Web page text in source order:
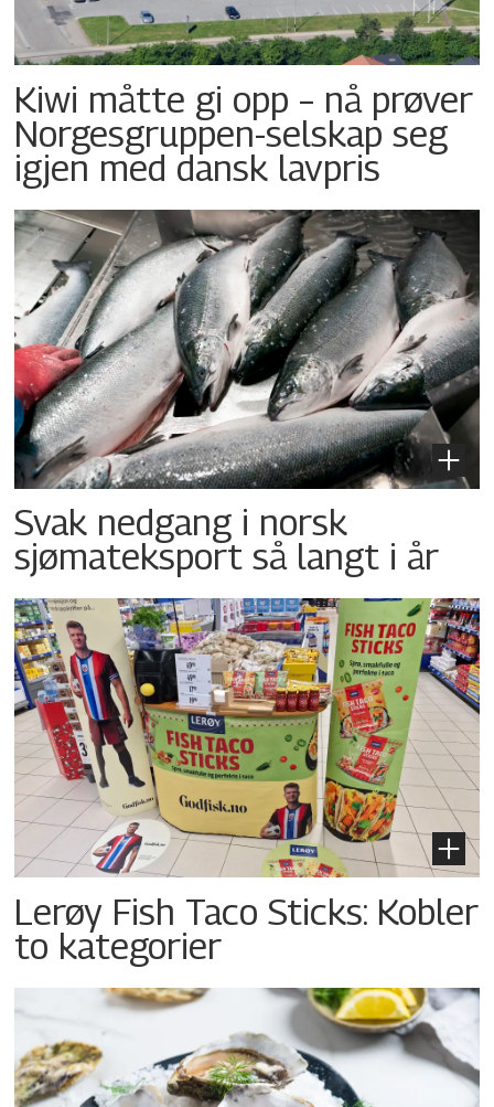
Kiwi måtte gi opp – nå prøver
Norgesgruppen-selskap seg
igjen med dansk lavpris
Svak nedgang i norsk
sjømateksport så langt i år
Lerøy Fish Taco Sticks: Kobler
to kategorier